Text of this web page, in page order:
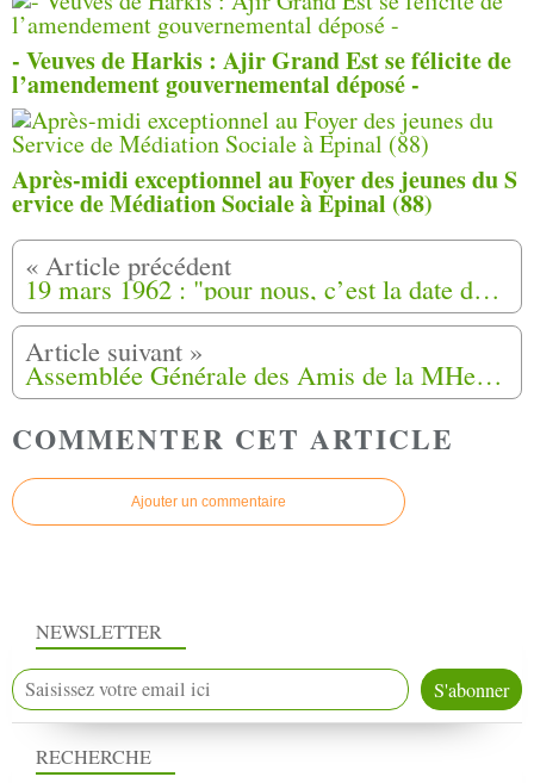
- Veuves de Harkis : Ajir Grand Est se félicite de
l’amendement gouvernemental déposé -
Après-midi exceptionnel au Foyer des jeunes du S
ervice de Médiation Sociale à Epinal (88)
19 mars 1962 : "pour nous, c’est la date de la trahison de De Gaulle". Témoignage, d’un fils de soldat harki.
Assemblée Générale des Amis de la MHeMO, qui se tiendra le samedi 2 avril 2022 à Ongles (04)
COMMENTER CET ARTICLE
Ajouter un commentaire
NEWSLETTER
RECHERCHE